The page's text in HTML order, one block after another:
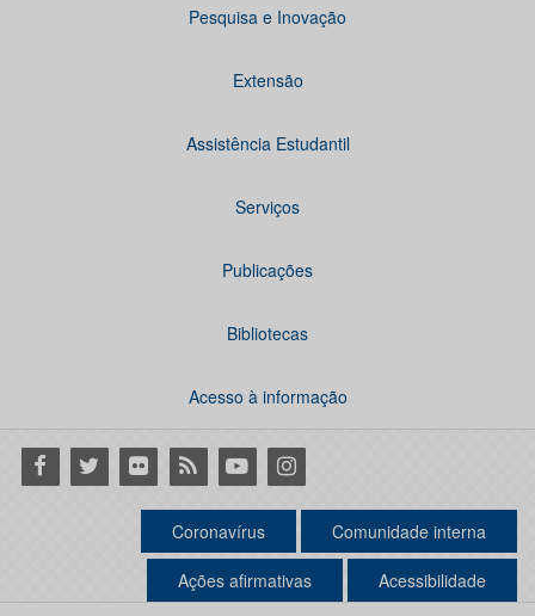
Pesquisa e Inovação
Extensão
Assistência Estudantil
Serviços
Publicações
Bibliotecas
Acesso à informação
Facebook
Twitter Flickr RSS YoutubeInstagram
Coronavírus Comunidade interna
Ações afirmativas Acessibilidade